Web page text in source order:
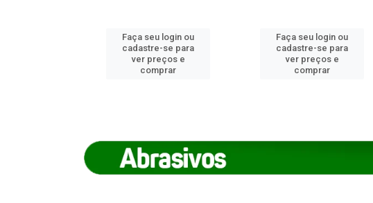
Faça seu login ou
cadastre-se para
ver preços e
comprar
Faça seu login ou
cadastre-se para
ver preços e
comprar